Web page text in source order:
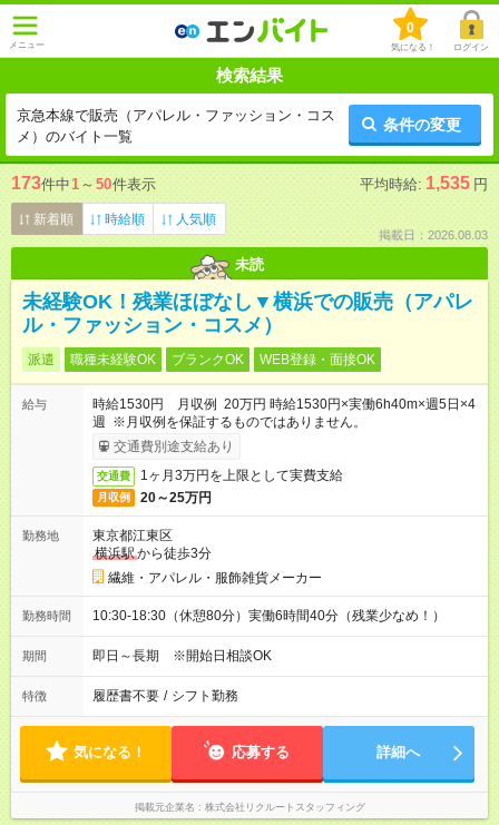
メニュー
0
気になる！ ログイン
検索結果
京急本線で販売（アパレル・ファッション・コス
メ）のバイト一覧
条件の変更
173件中1 ～ 50件表示 平均時給: 1,535 円
新着順 時給順 人気順
掲載日：2026.08.03
未読
未経験OK！残業ほぼなし▼横浜での販売（アパレ
ル・ファッション・コスメ）
派遣 職種未経験OK ブランクOK WEB登録・面接OK
給与
時給1530円 月収例 20万円 時給1530円×実働6h40m×週5日×4
週 ※月収例を保証するものではありません。
交通費別途支給あり
交通費 1ヶ月3万円を上限として実費支給
月収例 20～25万円
勤務地
東京都江東区
横浜駅から徒歩3分
繊維・アパレル・服飾雑貨メーカー
勤務時間 10:30-18:30（休憩80分）実働6時間40分（残業少なめ！）
期間 即日～長期 ※開始日相談OK
特徴 履歴書不要 / シフト勤務
気になる！ 応募する 詳細へ
掲載元企業名 株式会社リクルートスタッフィング